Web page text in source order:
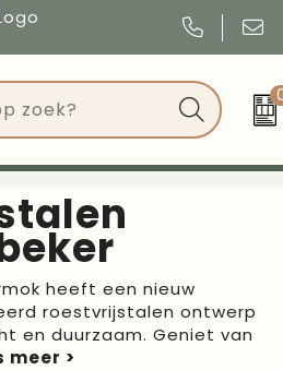
heeft een nieuw
roestvrijstalen ontwerp
en duurzaam. Geniet van